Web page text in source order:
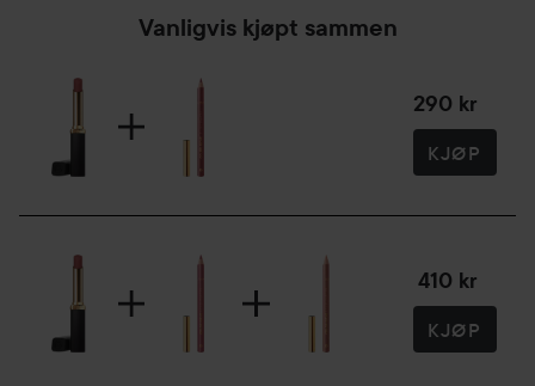
Vanligvis kjøpt sammen
290 kr
KJØP
410 kr
KJØP